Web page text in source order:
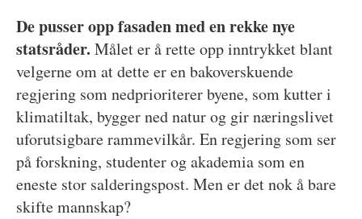
De pusser opp fasaden med en rekke nye
statsråder. Målet er å rette opp inntrykket blant
velgerne om at dette er en bakoverskuende
regjering som nedprioriterer byene, som kutter i
klimatiltak, bygger ned natur og gir næringslivet
uforutsigbare rammevilkår. En regjering som ser
på forskning, studenter og akademia som en
eneste stor salderingspost. Men er det nok å bare
skifte mannskap?